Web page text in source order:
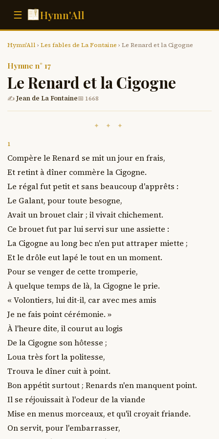
☰ Hymn'All
Hymn'All › Les fables de La Fontaine › Le Renard et la Cigogne
Hymne n° 17
Le Renard et la Cigogne
✍Jean de La Fontaine📅 1668
✦ ✦ ✦
1
Compère le Renard se mit un jour en frais,
Et retint à dîner commère la Cigogne.
Le régal fut petit et sans beaucoup d'apprêts :
Le Galant, pour toute besogne,
Avait un brouet clair ; il vivait chichement.
Ce brouet fut par lui servi sur une assiette :
La Cigogne au long bec n'en put attraper miette ;
Et le drôle eut lapé le tout en un moment.
Pour se venger de cette tromperie,
À quelque temps de là, la Cigogne le prie.
« Volontiers, lui dit-il, car avec mes amis
Je ne fais point cérémonie. »
À l'heure dite, il courut au logis
De la Cigogne son hôtesse ;
Loua très fort la politesse,
Trouva le dîner cuit à point.
Bon appétit surtout ; Renards n'en manquent point.
Il se réjouissait à l'odeur de la viande
Mise en menus morceaux, et qu'il croyait friande.
On servit, pour l'embarrasser,